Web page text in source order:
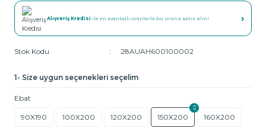
Alışveriş Kredisi ile en avantajlı oranlarla bu ürünü satın alın! ›
Stok Kodu 28AUAH600100002
1- Size uygun seçenekleri seçelim
Ebat
90X190 100X200 120X200 150X200
160X200